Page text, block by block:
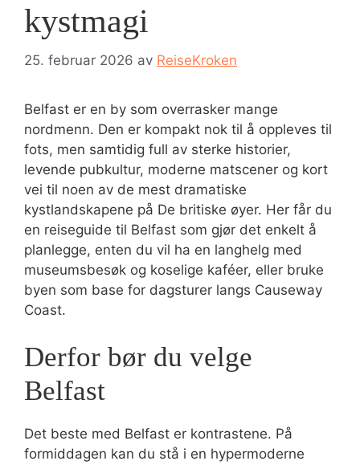
kystmagi
25. februar 2026 av ReiseKroken
Belfast er en by som overrasker mange
nordmenn. Den er kompakt nok til å oppleves til
fots, men samtidig full av sterke historier,
levende pubkultur, moderne matscener og kort
vei til noen av de mest dramatiske
kystlandskapene på De britiske øyer. Her får du
en reiseguide til Belfast som gjør det enkelt å
planlegge, enten du vil ha en langhelg med
museumsbesøk og koselige kaféer, eller bruke
byen som base for dagsturer langs Causeway
Coast.
Derfor bør du velge
Belfast
Det beste med Belfast er kontrastene. På
formiddagen kan du stå i en hypermoderne